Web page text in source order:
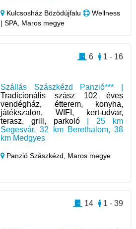
Kulcsosház Bözödújfalu
Wellness
| SPA, Maros megye
Szállás Szászkézd Panzió*** |
Tradicionális szász 102 éves
vendégház, étterem, konyha,
játékszalon, WIFI, kert-udvar,
terasz, grill, parkoló| 25 km
Segesvár, 32 km Berethalom, 38
km Medgyes
Panzió Szászkézd, Maros megye
1 - 16
6
1 - 39
14